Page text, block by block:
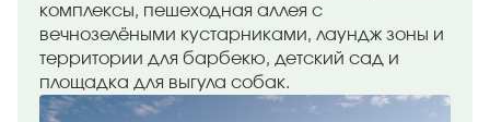
комплексы, пешеходная аллея с
вечнозелёными кустарниками, лаундж зоны и
территории для барбекю, детский сад и
площадка для выгула собак.